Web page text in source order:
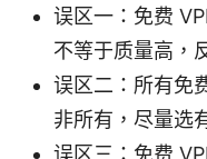
误区一：免费
不等于质量高，
误区二：所有免
非所有，尽量选
误区三：免费